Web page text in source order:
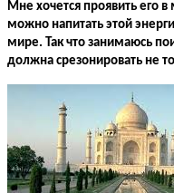
Мне хочется проявить его
можно напитать этой
мире. Так что занимаюсь
должна срезонировать не